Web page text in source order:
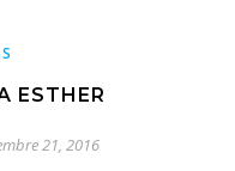
ESTHER
21, 2016